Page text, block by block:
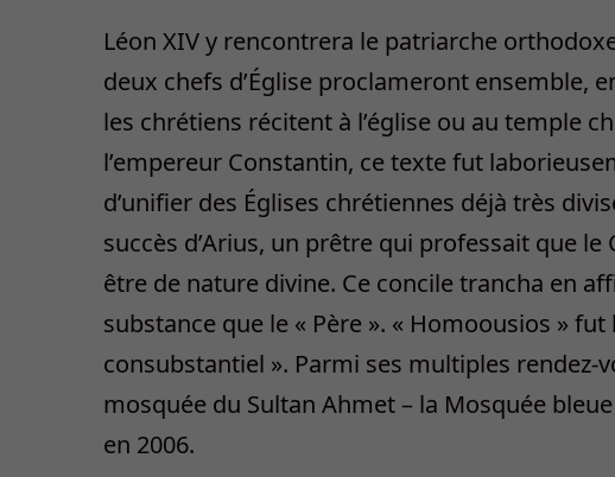
Léon XIV y rencontrera le patriarche
deux chefs d’Église proclameront ensemble,
les chrétiens récitent à l’église ou au temple
l’empereur Constantin, ce texte fut
d’unifier des Églises chrétiennes déjà très
succès d’Arius, un prêtre qui professait que
être de nature divine. Ce concile trancha en
substance que le « Père ». « Homoousios »
consubstantiel ». Parmi ses multiples rendez-
mosquée du Sultan Ahmet – la Mosquée
en 2006.